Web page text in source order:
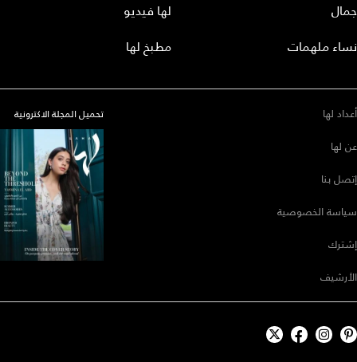
جمال
نساء ملهمات
لها فيديو
مطبخ لها
أعداد لها
عن لها
إتصل بنا
سياسة الخصوصية
إشترك
الأرشيف
تحميل المجلة الاكترونية